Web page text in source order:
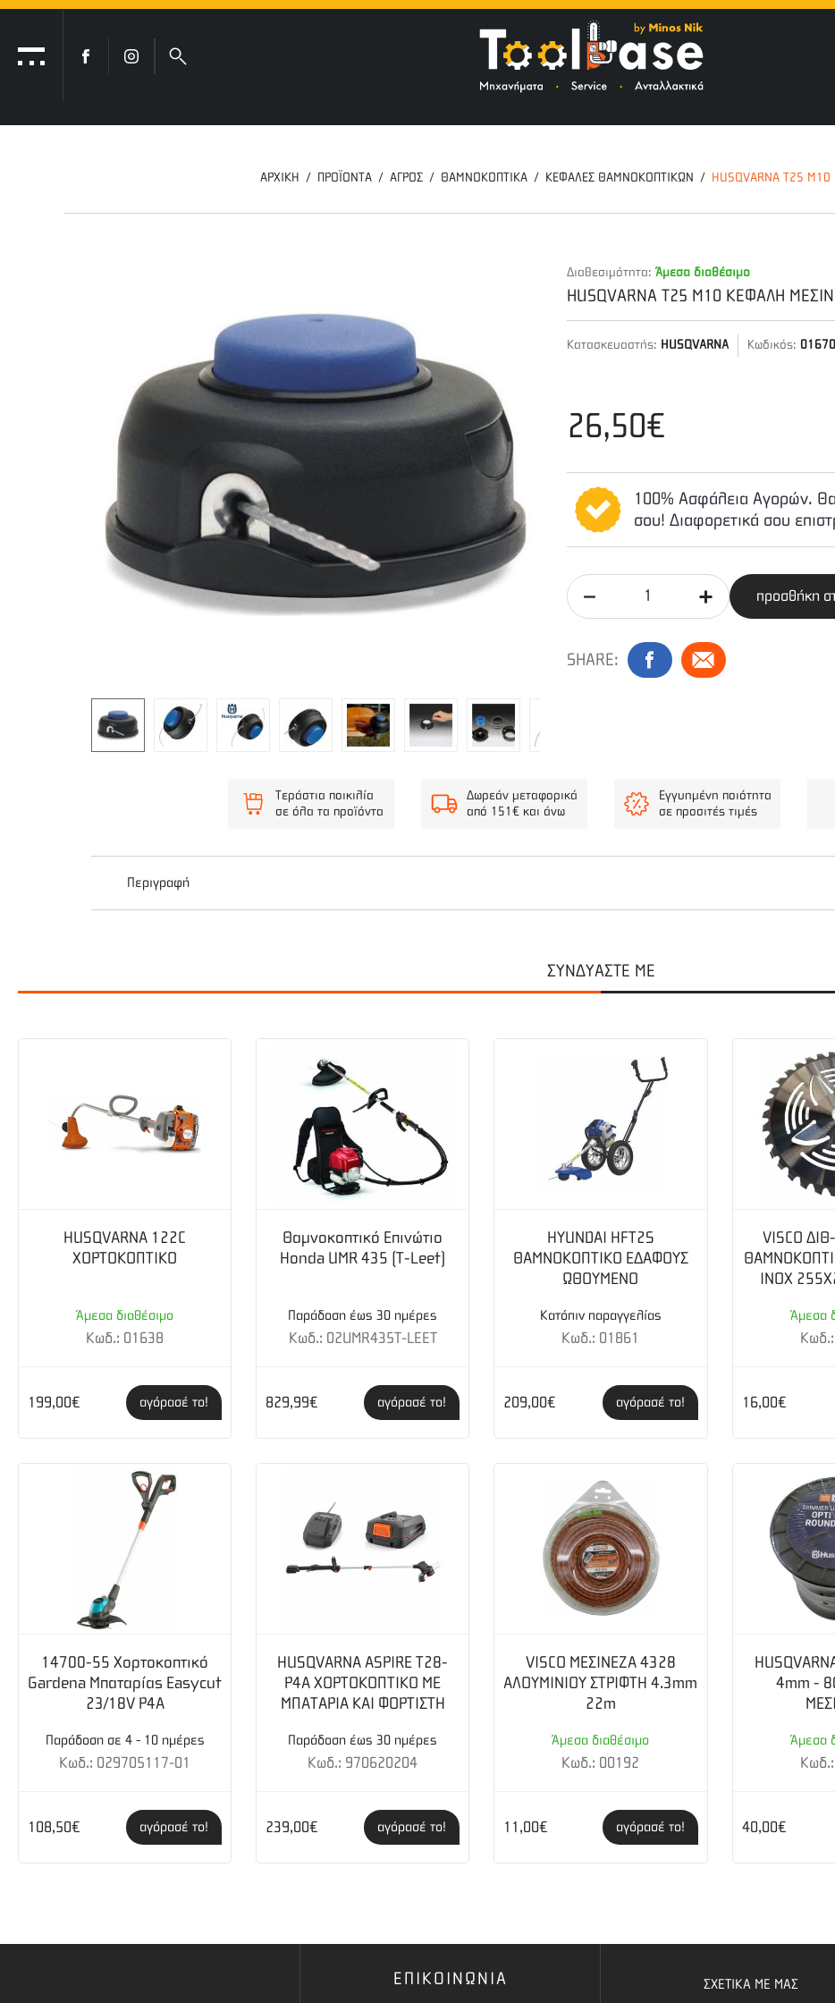
ΑΡΧΙΚΗ ΠΡΟΪΟΝΤΑ ΑΓΡΟΣ ΘΑΜΝΟΚΟΠΤΙΚΑ ΚΕΦΑΛΕΣ ΘΑΜΝΟΚΟΠΤΙΚΩΝ HUSQVARNA Τ25
Διαθεσιμότητα: Άμεσα διαθέσιμο
HUSQVARNA Τ25 M10 ΚΕΦΑΛΗ
Κατασκευαστής: HUSQVARNA Κωδικός: 01670
26,50€
100% Ασφάλεια Αγορών.
σου! Διαφορετικά σου
προσθήκη
SHARE:
Τεράστια ποικιλία
σε όλα τα προϊόντα
Δωρεάν μεταφορικά
από 151€ και άνω
Εγγυημένη ποιότητα
σε προσιτές τιμές
Περιγραφή
Κεφαλή χορτοκοπτικού Husqvarna με ημι-αυτόματο σύστημα τροφοδοσίας μεσινέζας Tap’n go. Η μεσινέζα τροφοδοτείται
δουλεύει. Έτσι δεν χρειάζεται να διακόπτεται η εργασία. Κατασκευασμένη από ανθεκτικά υλικά για μεγαλύτερη διάρκεια
χόρτα & ζιζάνια. Κατάλληλη για μοντέλα με κινητήρα έως 30cc. Ταιριάζει με τα μοντέλα : 129R, 128R, 323RII, 524R,
μεσινέζας από 2.0 mm έως 2.4 mm. Επίσης διατίθενται ξεχωριστά τα ανταλλακτικά της, ώστε να μπορούν να
αιριάζει κινητήρα μεγέθους: 30 cc
Μέγεθος Μεσινέζας (Max): 2.4 mm
ΣΥΝΔΥΑΣΤΕ ΜΕ
HUSQVARNA 122C
ΧΟΡΤΟΚΟΠΤΙΚΟ
Άμεσα διαθέσιμο
Κωδ.: 01638
199,00€ αγόρασέ το!
Θαμνοκοπτικό Επινώτιο
Honda UMR 435 (T-Leet)
Παράδοση έως 30 ημέρες
Κωδ.: 02UMR435T-LEET
829,99€ αγόρασέ το!
HYUNDAI HFT2S
ΘΑΜΝΟΚΟΠΤΙΚΟ ΕΔΑΦΟΥΣ
ΩΘΟΥΜΕΝΟ
Κατόπιν παραγγελίας
Κωδ.: 01861
209,00€ αγόρασέ το!
VISCO
INOX
Άμεσα
16,00€
14700-55 Χορτοκοπτικό
Gardena Μπαταρίας Easycut
23/18V P4A
Παράδοση σε 4 - 10 ημέρες
Κωδ.: 029705117-01
108,50€ αγόρασέ το!
HUSQVARNA ASPIRE T28-
P4A ΧΟΡΤΟΚΟΠΤΙΚΟ ΜΕ
ΜΠΑΤΑΡΙΑ ΚΑΙ ΦΟΡΤΙΣΤΗ
Παράδοση έως 30 ημέρες
Κωδ.: 970620204
239,00€ αγόρασέ το!
VISCO ΜΕΣΙΝΕΖΑ 4328
ΑΛΟΥΜΙΝΙΟΥ ΣΤΡΙΦΤΗ 4.3mm
22m
Άμεσα διαθέσιμο
Κωδ.: 00192
11,00€ αγόρασέ το!
4mm -
Άμεσα
40,00€
ΕΠΙΚΟΙΝΩΝΙΑ ΣΧΕΤΙΚΑ ΜΕ ΜΑΣ